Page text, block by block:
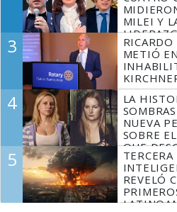
MILEI Y
3
METIÓ
4
LA
NUEVA
SOBRE
QUE
MARIDO
5
REVELÓ